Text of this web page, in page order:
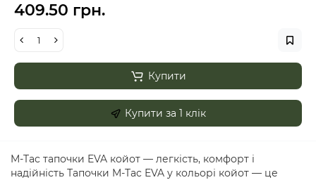
409.50 грн.
Купити
Купити за 1 клiк
M-Tac тапочки EVA койот — легкість, комфорт і
надійність Тапочки M-Tac EVA у кольорі койот — це